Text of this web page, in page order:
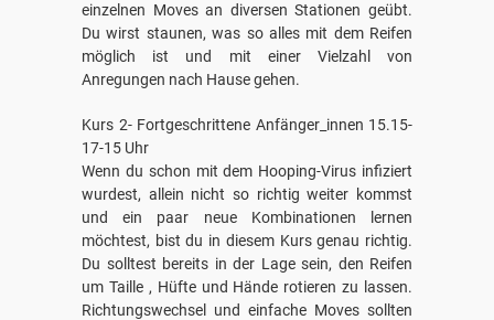
einzelnen Moves an diversen Stationen geübt.
Du wirst staunen, was so alles mit dem Reifen
möglich ist und mit einer Vielzahl von
Anregungen nach Hause gehen.
Kurs 2- Fortgeschrittene Anfänger_innen 15.15-
17-15 Uhr
Wenn du schon mit dem Hooping-Virus infiziert
wurdest, allein nicht so richtig weiter kommst
und ein paar neue Kombinationen lernen
möchtest, bist du in diesem Kurs genau richtig.
Du solltest bereits in der Lage sein, den Reifen
um Taille , Hüfte und Hände rotieren zu lassen.
Richtungswechsel und einfache Moves sollten